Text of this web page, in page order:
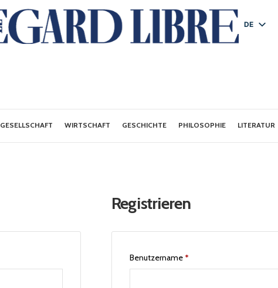
DE
GESELLSCHAFT WIRTSCHAFT GESCHICHTE PHILOSOPHIE LITERATUR
Registrieren
Benutzername *